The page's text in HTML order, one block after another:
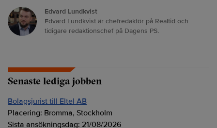
Edvard Lundkvist
Edvard Lundkvist är chefredaktör på Realtid och
tidigare redaktionschef på Dagens PS.
Senaste lediga jobben
Bolagsjurist till Eltel AB
Placering: Bromma, Stockholm
Sista ansökningsdag: 21/08/2026